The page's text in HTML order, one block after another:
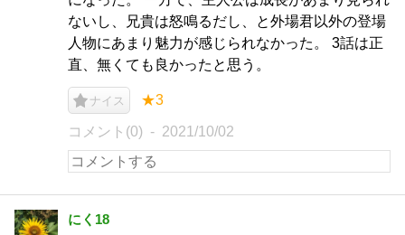
ないし、兄貴は怒鳴るだし、と外場君以外の登場
人物にあまり魅力が感じられなかった。 3話は正
直、無くても良かったと思う。
ナイス ★3
コメント(0) 2021/10/02
にく18